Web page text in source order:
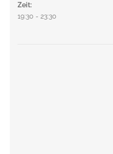
Zeit:
19:30 - 23:30